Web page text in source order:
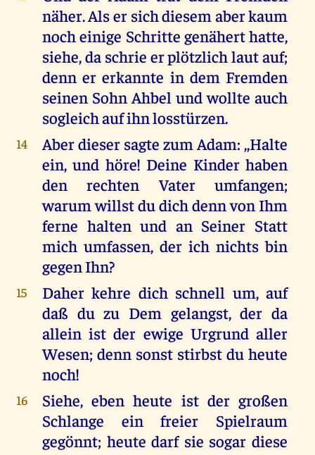
näher. Als er sich diesem aber kaum
noch einige Schritte genähert hatte,
siehe, da schrie er plötzlich laut auf;
denn er erkannte in dem Fremden
seinen Sohn Ahbel und wollte auch
sogleich auf ihn losstürzen.
14
Aber dieser sagte zum Adam: ,,Halte
ein, und höre! Deine Kinder haben
den rechten Vater umfangen;
warum willst du dich denn von Ihm
ferne halten und an Seiner Statt
mich umfassen, der ich nichts bin
gegen Ihn?
15
Daher kehre dich schnell um, auf
daß du zu Dem gelangst, der da
allein ist der ewige Urgrund aller
Wesen; denn sonst stirbst du heute
noch!
16
Siehe, eben heute ist der großen
Schlange ein freier Spielraum
gegönnt; heute darf sie sogar diese